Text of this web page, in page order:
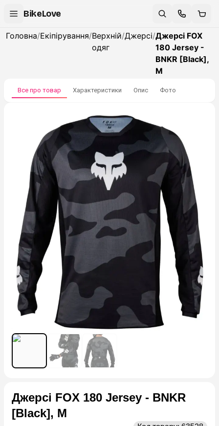
BikeLove
Головна/Екіпірування/Верхній
одяг
/Джерсі/Джерсі FOX
180 Jersey -
BNKR [Black],
M
Все про товар Характеристики Опис Фото
Джерсі FOX 180 Jersey - BNKR
[Black], M